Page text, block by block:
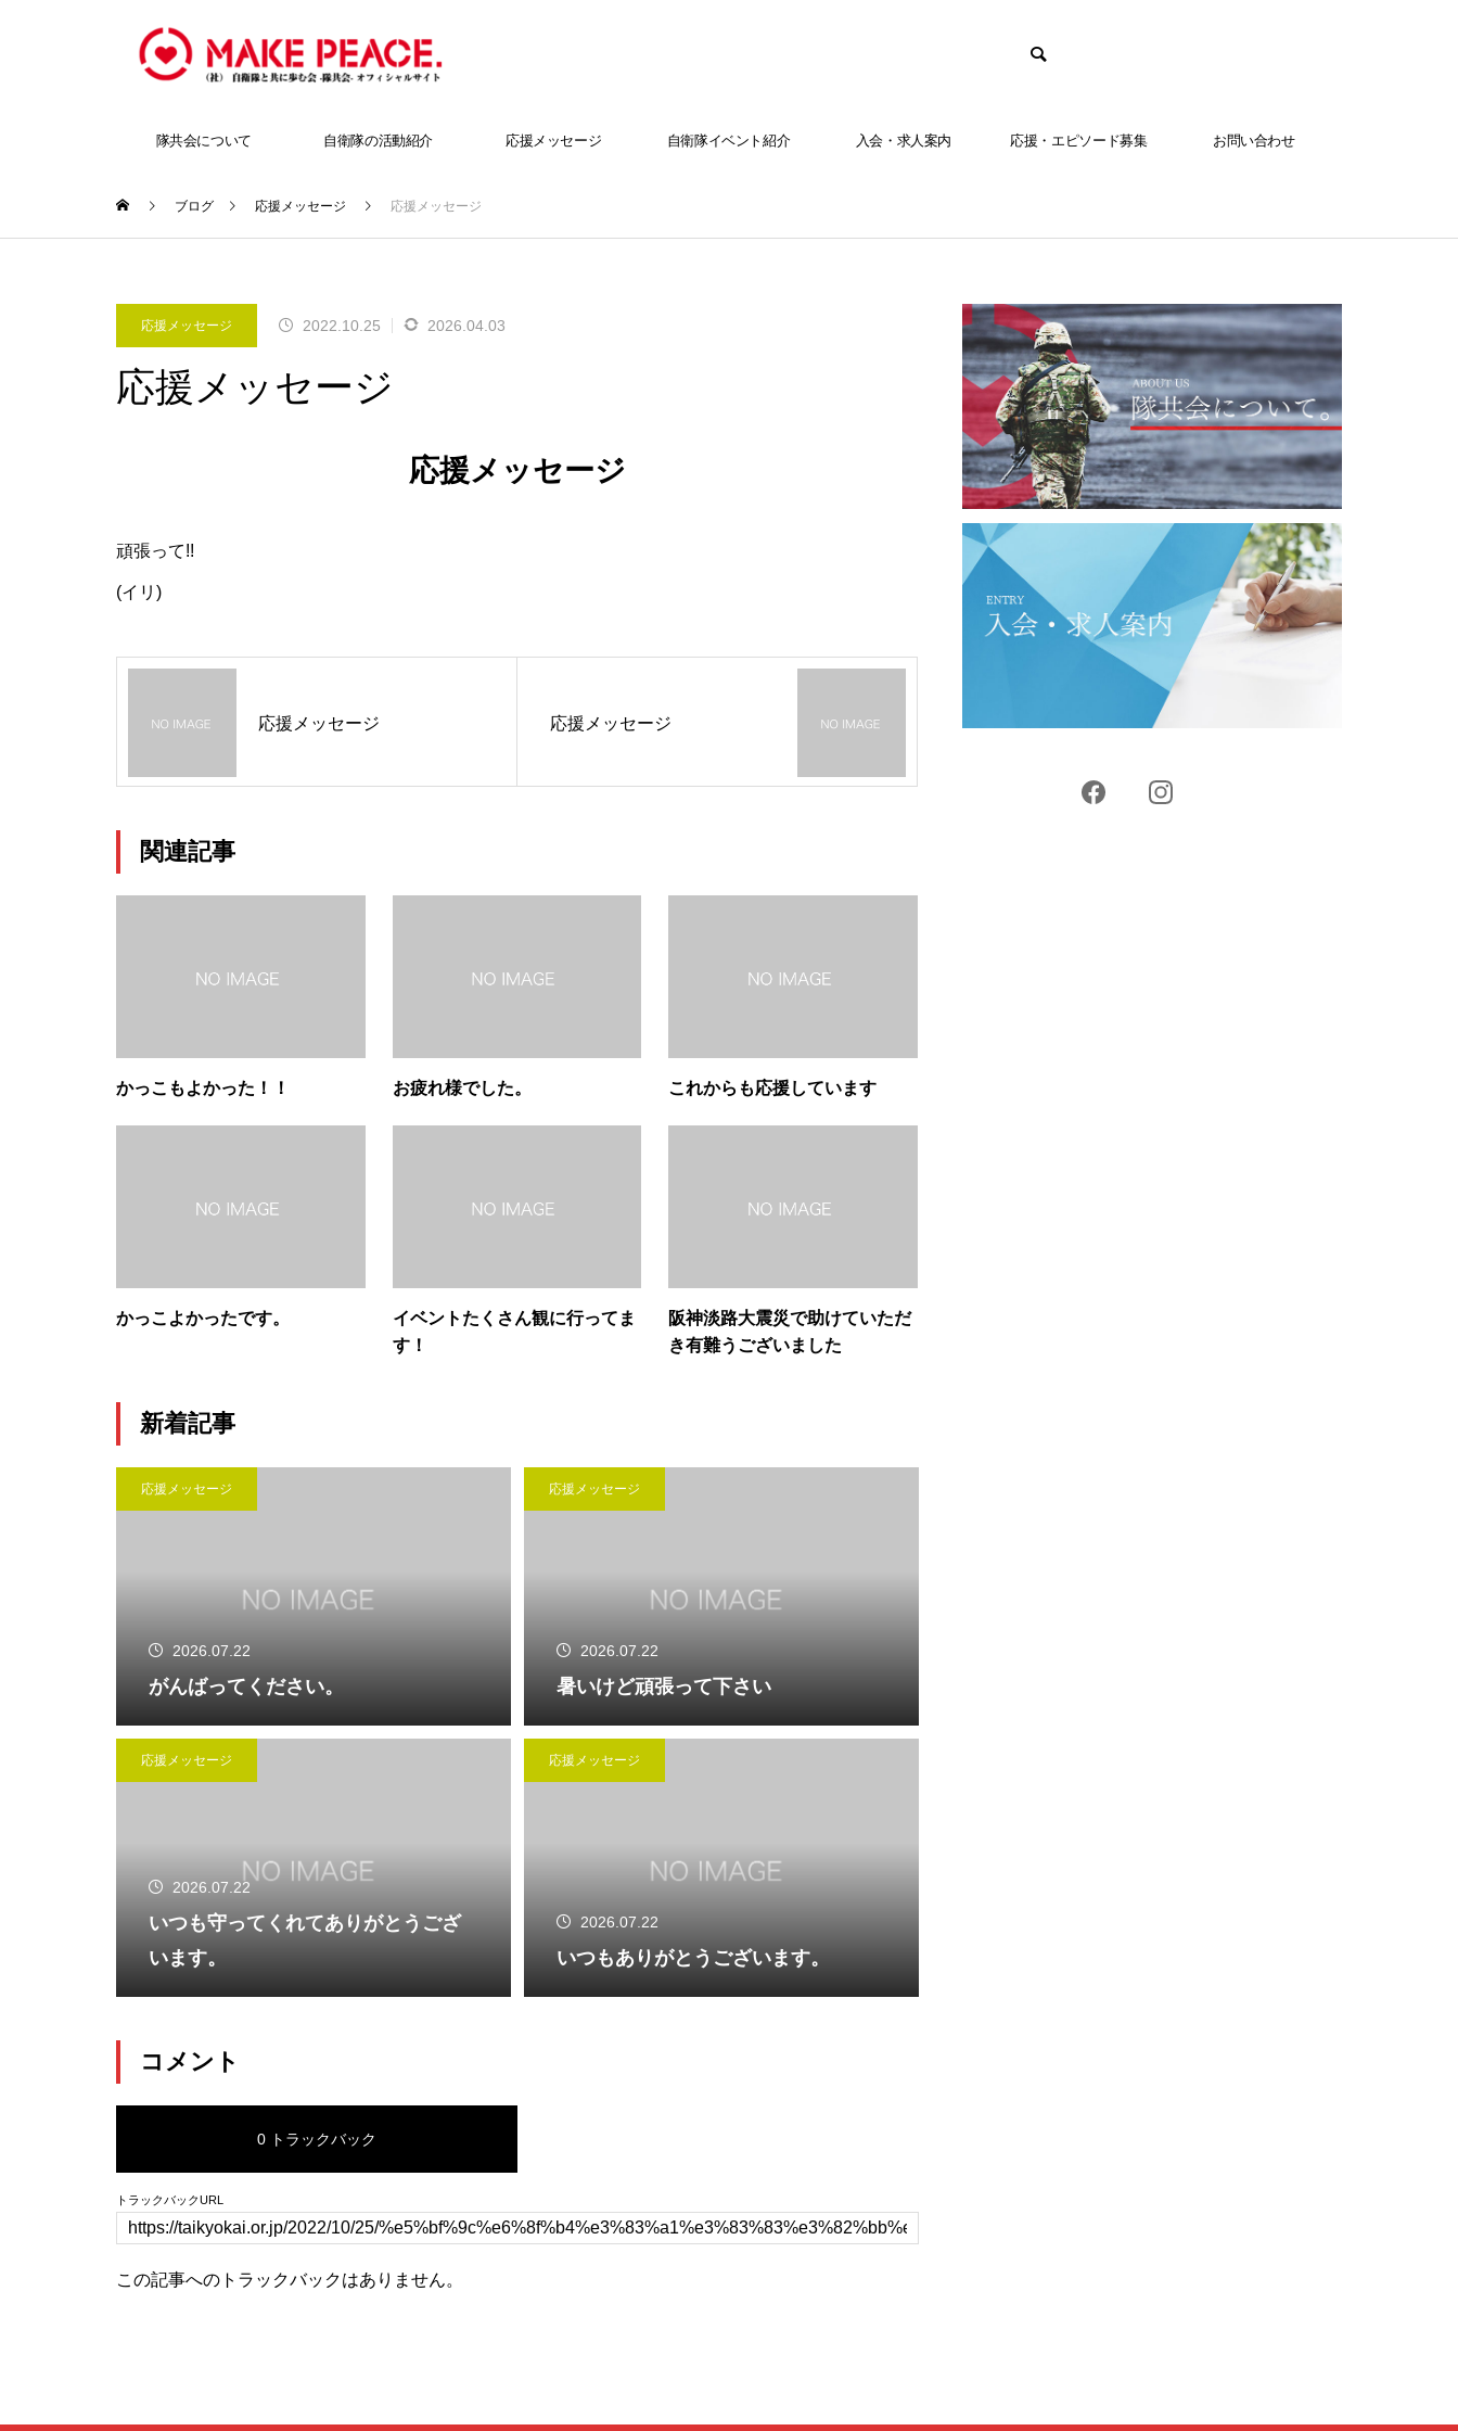
隊共会について 自衛隊の活動紹介 応援メッセージ 自衛隊イベント紹介 入会・求人案内 応援・エピソード募集 お問い合わせ
ブログ 応援メッセージ 応援メッセージ
応援メッセージ 2022.10.25 2026.04.03
応援メッセージ
応援メッセージ
頑張って!!
(イリ)
応援メッセージ 応援メッセージ
関連記事
かっこもよかった！！ お疲れ様でした。 これからも応援しています
かっこよかったです。
イベントたくさん観に行ってま
す！
阪神淡路大震災で助けていただ
き有難うございました
新着記事
応援メッセージ
2026.07.22
がんばってください。
応援メッセージ
2026.07.22
暑いけど頑張って下さい
応援メッセージ
2026.07.22
いつも守ってくれてありがとうござ
います。
応援メッセージ
2026.07.22
いつもありがとうございます。
コメント
0 トラックバック
トラックバックURL
この記事へのトラックバックはありません。